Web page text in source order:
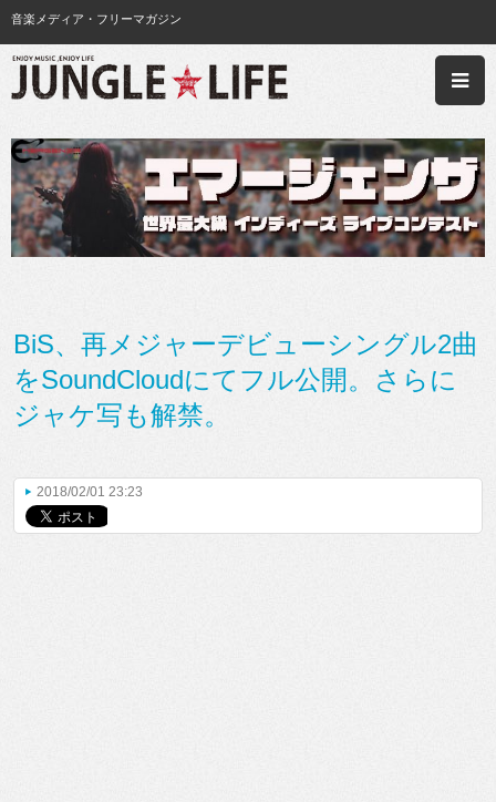
音楽メディア・フリーマガジン
BiS、再メジャーデビューシングル2曲
をSoundCloudにてフル公開。さらに
ジャケ写も解禁。
2018/02/01 23:23